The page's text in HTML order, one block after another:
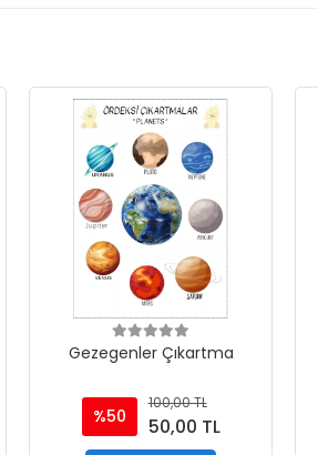
Gezegenler Çıkartma
%50
100,00 TL
50,00 TL